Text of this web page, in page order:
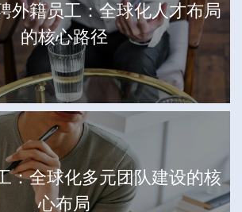
外籍员工：全球化人才布局
的核心路径
：全球化多元团队建设的核
心布局